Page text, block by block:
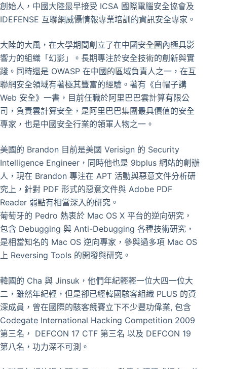
創始人，中國大陸最早接受 ICSA 國際電腦安全協會及
IDEFENSE 互聯網威懾情報專業培訓的資訊安全專家。
大陸的大風，在大學期間創立了在中國安全圈內極具影
響力的組織「幻影」。長期專注於安全技術的創新與實
踐。同時還是 OWASP 在中國的區域負責人之一，在互
聯網安全領域有著極其豐富的經驗。著有《白帽子講
Web 安全》一書，目前任職於阿里巴巴雲計算有限公
司，負責雲計算安全，是阿里巴巴集團最具價值的安全
專家，也是中國安全行業的領軍人物之一。
美國的 Brandon 目前是美國 Verisign 的 Security
Intelligence Engineer，同時他也是 9bplus 網站的創辦
人，現在 Brandon 專注在 APT 活動與惡意文件分析研
究上，針對 PDF 形式的惡意文件與 Adobe PDF
Reader 弱點有相當深入的研究。
葡萄牙的 Pedro 熱衷於 Mac OS X 平台的逆向研究，
包含 Debugging 與 Anti-Debugging 各種技術研究，
是相當知名的 Mac OS 逆向專家，參與過多項 Mac OS
上 Reversing Tools 的開發與研究。
韓國的 Cha 與 Jinsuk，他們年紀輕輕一位大四一位大
二，雖然年紀輕，但是卻已經韓國駭客組織 PLUS 的資
深成員，曾在國際的駭客競賽立下不少豐功偉業, 包含
Codegate International Hacking Competition 2009
第三名， DEFCON 17 CTF 第三名 以及 DEFCON 19
第八名，功力深不可測。